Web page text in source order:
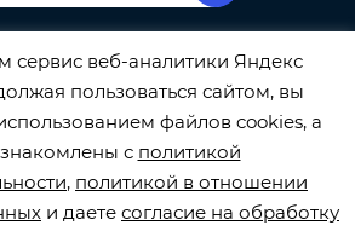
ОБРАБОТКИ
ДАННЫХ РЕГИСТРАЦИОННЫЙ
сервис веб-аналитики Яндекс
пользоваться сайтом, вы
файлов cookies, а
с политикой
, политикой в отношении
и даете согласие на обработку